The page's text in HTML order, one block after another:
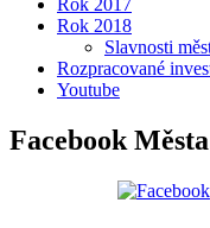
Rok 2017
Rok 2018
Slavnosti
Rozpracované
Youtube
Facebook Města